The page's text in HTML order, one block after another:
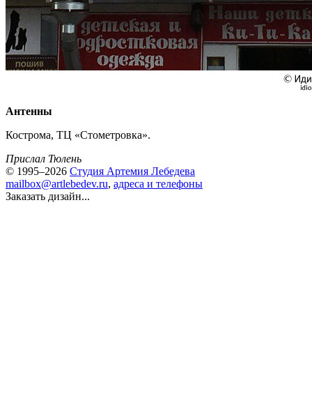
Антенны
Кострома, ТЦ «Стометровка».
Прислал Тюлень
© 1995–2026 Студия Артемия Лебедева
mailbox@artlebedev.ru, адреса и телефоны
Заказать дизайн...